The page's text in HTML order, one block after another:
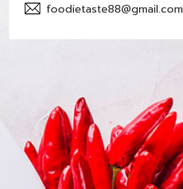
foodietaste88@gmail.com